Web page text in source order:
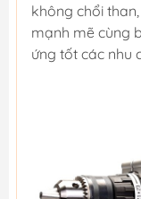
không chổi
mạnh mẽ cùng
ứng tốt các nhu